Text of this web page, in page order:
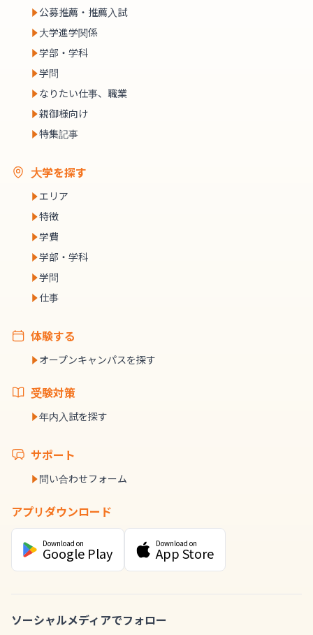
公募推薦・推薦入試
大学進学関係
学部・学科
学問
なりたい仕事、職業
親御様向け
特集記事
大学を探す
エリア
特徴
学費
学部・学科
学問
仕事
体験する
オープンキャンパスを探す
受験対策
年内入試を探す
サポート
問い合わせフォーム
アプリダウンロード
Download on
Google Play
Download on
App Store
ソーシャルメディアでフォロー